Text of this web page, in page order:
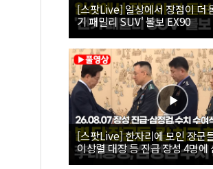
[스팟Live] 일상에서 장점이 더
기 패밀리 SUV' 볼보 EX90
[스팟Live] 한자리에 모인 장군
이상렬 대장 등 진급 장성 4명에
직접 수여｜26.08.07 장성 진급